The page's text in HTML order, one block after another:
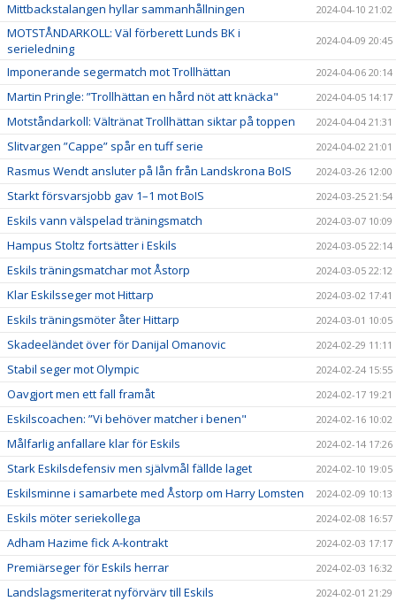
Mittbackstalangen hyllar sammanhållningen 2024-04-10 21:02
MOTSTÅNDARKOLL: Väl förberett Lunds BK i
serieledning
2024-04-09 20:45
Imponerande segermatch mot Trollhättan 2024-04-06 20:14
Martin Pringle: ”Trollhättan en hård nöt att knäcka" 2024-04-05 14:17
Motståndarkoll: Vältränat Trollhättan siktar på toppen 2024-04-04 21:31
Slitvargen ”Cappe” spår en tuff serie 2024-04-02 21:01
Rasmus Wendt ansluter på lån från Landskrona BoIS 2024-03-26 12:00
Starkt försvarsjobb gav 1–1 mot BoIS 2024-03-25 21:54
Eskils vann välspelad träningsmatch 2024-03-07 10:09
Hampus Stoltz fortsätter i Eskils 2024-03-05 22:14
Eskils träningsmatchar mot Åstorp 2024-03-05 22:12
Klar Eskilsseger mot Hittarp 2024-03-02 17:41
Eskils träningsmöter åter Hittarp 2024-03-01 10:05
Skadeeländet över för Danijal Omanovic 2024-02-29 11:11
Stabil seger mot Olympic 2024-02-24 15:55
Oavgjort men ett fall framåt 2024-02-17 19:21
Eskilscoachen: ”Vi behöver matcher i benen" 2024-02-16 10:02
Målfarlig anfallare klar för Eskils 2024-02-14 17:26
Stark Eskilsdefensiv men självmål fällde laget 2024-02-10 19:05
Eskilsminne i samarbete med Åstorp om Harry Lomsten 2024-02-09 10:13
Eskils möter seriekollega 2024-02-08 16:57
Adham Hazime fick A-kontrakt 2024-02-03 17:17
Premiärseger för Eskils herrar 2024-02-03 16:32
Landslagsmeriterat nyförvärv till Eskils 2024-02-01 21:29